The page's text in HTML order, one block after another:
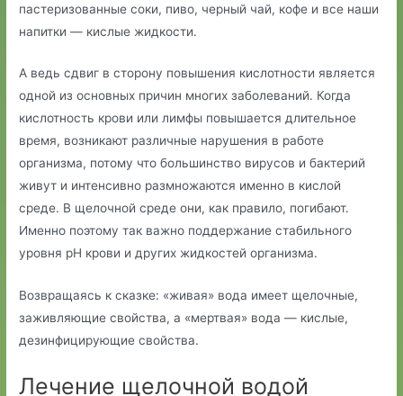
пастеризованные соки, пиво, черный чай, кофе и все наши
напитки — кислые жидкости.
А ведь сдвиг в сторону повышения кислотности является
одной из основных причин многих заболеваний. Когда
кислотность крови или лимфы повышается длительное
время, возникают различные нарушения в работе
организма, потому что большинство вирусов и бактерий
живут и интенсивно размножаются именно в кислой
среде. В щелочной среде они, как правило, погибают.
Именно поэтому так важно поддержание стабильного
уровня pH крови и других жидкостей организма.
Возвращаясь к сказке: «живая» вода имеет щелочные,
заживляющие свойства, а «мертвая» вода — кислые,
дезинфицирующие свойства.
Лечение щелочной водой